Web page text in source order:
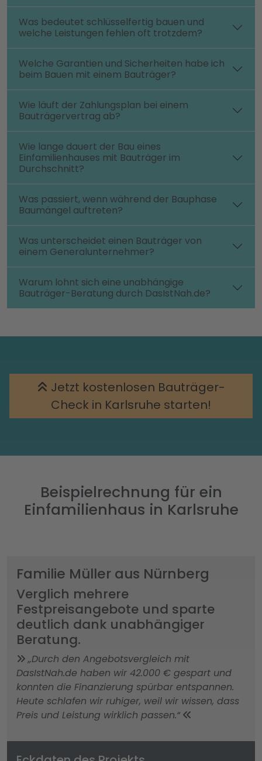
Was bedeutet schlüsselfertig bauen und
welche Leistungen fehlen oft trotzdem?
Welche Garantien und Sicherheiten habe ich
beim Bauen mit einem Bauträger?
Wie läuft der Zahlungsplan bei einem
Bauträgervertrag ab?
Wie lange dauert der Bau eines
Einfamilienhauses mit Bauträger im
Durchschnitt?
Was passiert, wenn während der Bauphase
Baumängel auftreten?
Was unterscheidet einen Bauträger von
einem Generalunternehmer?
Warum lohnt sich eine unabhängige
Bauträger-Beratung durch DasIstNah.de?
Jetzt kostenlosen Bauträger-
Check in Karlsruhe starten!
Beispielrechnung für ein
Einfamilienhaus in Karlsruhe
Familie Müller aus Nürnberg
Verglich mehrere
Festpreisangebote und sparte
deutlich dank unabhängiger
Beratung.
„Durch den Angebotsvergleich mit
DasIstNah.de haben wir 42.000 € gespart und
konnten die Finanzierung spürbar entspannen.
Heute schlafen wir ruhiger, weil wir wissen, dass
Preis und Leistung wirklich passen.“